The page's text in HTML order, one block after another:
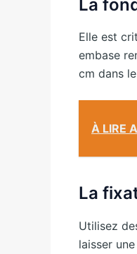
La
Elle est
embase
cm dans
À LIRE
La
Utilisez
laisser